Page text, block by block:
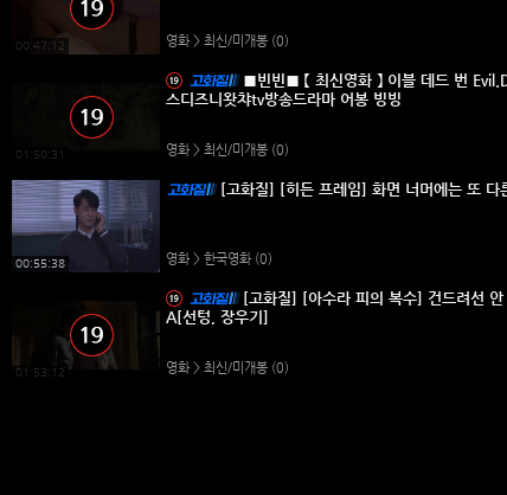
00:47:12 영화 > 최신/미개봉 (0)
01:50:31
■빈빈■ 【 최신영화 】 이블 데드 번 Evil.Dead.Burn.2026
스디즈니왓챠tv방송드라마 어봉 빙빙
영화 > 최신/미개봉 (0)
00:55:38
[고화질] [히든 프레임] 화면 너머에는 또
영화 > 한국영화 (0)
01:53:12
[고화질] [아수라 피의 복수] 건드려선
A[선텅, 장우기]
영화 > 최신/미개봉 (0)